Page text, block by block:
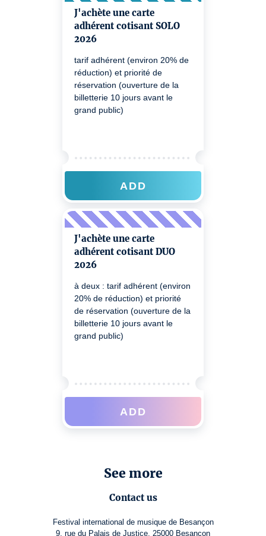
J'achète une carte
adhérent cotisant SOLO
2026
tarif adhérent (environ 20% de
réduction) et priorité de
réservation (ouverture de la
billetterie 10 jours avant le
grand public)
ADD
J'achète une carte
adhérent cotisant DUO
2026
à deux : tarif adhérent (environ
20% de réduction) et priorité
de réservation (ouverture de la
billetterie 10 jours avant le
grand public)
ADD
See more
Contact us
Festival international de musique de Besançon
9, rue du Palais de Justice, 25000 Besançon